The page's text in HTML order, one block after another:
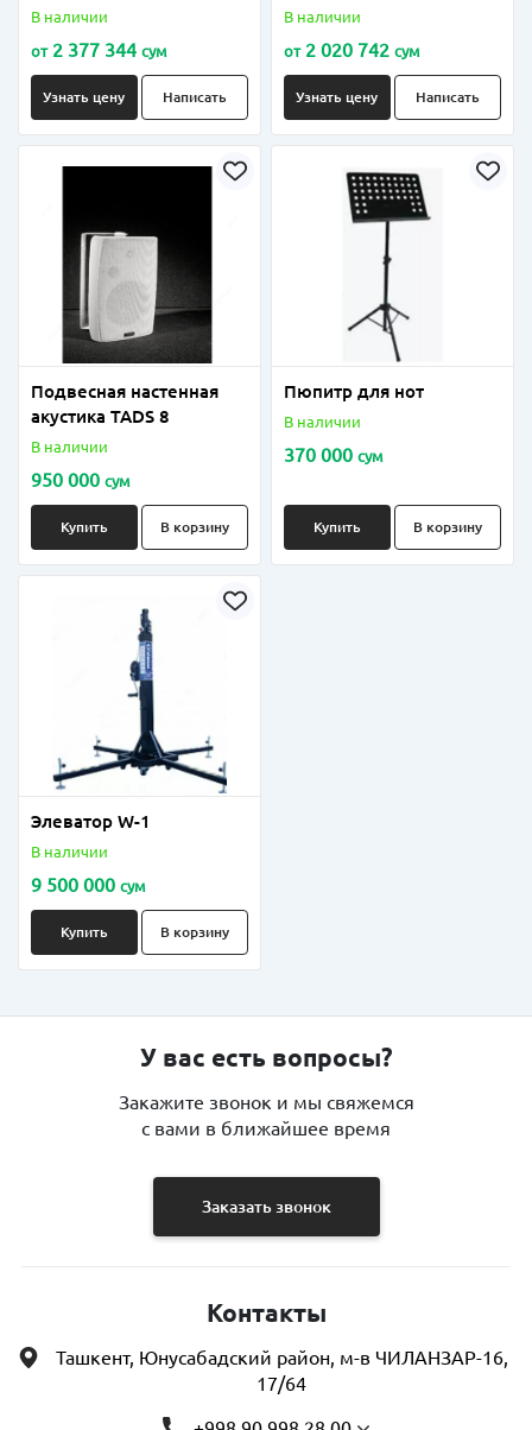
В наличии
от2 377 344 сум
Узнать цену Написать
DS
В наличии
от2 020 742 сум
Узнать цену Написать
Подвесная настенная
акустика TADS 8
В наличии
950 000 сум
Купить В корзину
Пюпитр для нот
В наличии
370 000 сум
Купить В корзину
Элеватор W-1
В наличии
9 500 000 сум
Купить В корзину
У вас есть вопросы?
Закажите звонок и мы свяжемся
с вами в ближайшее время
Заказать звонок
Контакты
Ташкент, Юнусабадский район, м-в ЧИЛАНЗАР-16,
17/64